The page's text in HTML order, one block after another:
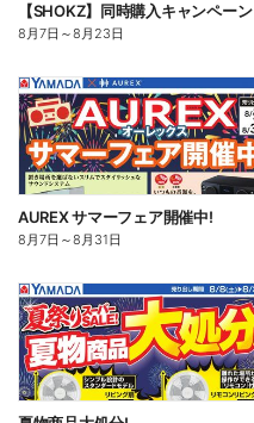
【SHOKZ】同時購入キャンペーン
8月7日 ～8月23日
AUREX サマーフェア開催中!
8月7日 ～8月31日